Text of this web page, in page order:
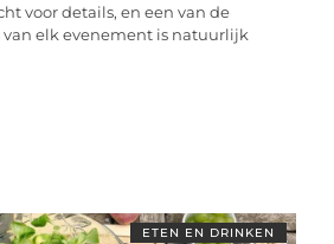
voor details, en een van de
elk evenement is natuurlijk
ETEN EN DRINKEN